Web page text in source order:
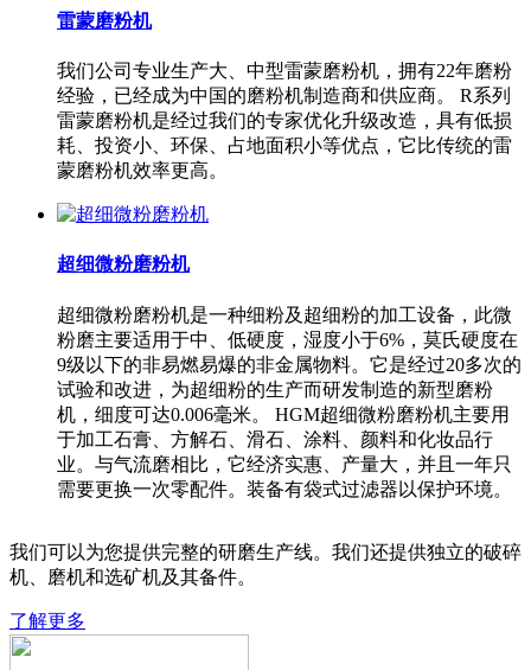
雷蒙磨粉机
我们公司专业生产大、中型雷蒙磨粉机，拥有22年磨粉
经验，已经成为中国的磨粉机制造商和供应商。 R系列
雷蒙磨粉机是经过我们的专家优化升级改造，具有低损
耗、投资小、环保、占地面积小等优点，它比传统的雷
蒙磨粉机效率更高。
超细微粉磨粉机
超细微粉磨粉机是一种细粉及超细粉的加工设备，此微
粉磨主要适用于中、低硬度，湿度小于6%，莫氏硬度在
9级以下的非易燃易爆的非金属物料。它是经过20多次的
试验和改进，为超细粉的生产而研发制造的新型磨粉
机，细度可达0.006毫米。 HGM超细微粉磨粉机主要用
于加工石膏、方解石、滑石、涂料、颜料和化妆品行
业。与气流磨相比，它经济实惠、产量大，并且一年只
需要更换一次零配件。装备有袋式过滤器以保护环境。
我们可以为您提供完整的研磨生产线。我们还提供独立的破碎
机、磨机和选矿机及其备件。
了解更多